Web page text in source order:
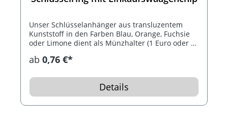
Unser Schlüsselanhänger aus transluzentem
Kunststoff in den Farben Blau, Orange, Fuchsie
oder Limone dient als Münzhalter (1 Euro oder 50
ausgestattet. Platzieren Sie Ihre Werbebotschaft
ab 0,76 €*
Details